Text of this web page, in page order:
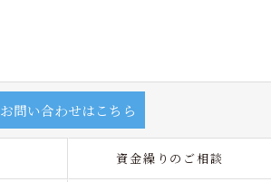
お問い合わせはこちら
資金繰りのご相談